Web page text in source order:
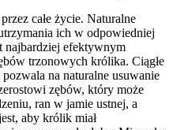
całe życie. Naturalne
ich w odpowiedniej
najbardziej efektywnym
trzonowych królika. Ciągłe
na naturalne usuwanie
zębów, który może
ran w jamie ustnej, a
aby królik miał